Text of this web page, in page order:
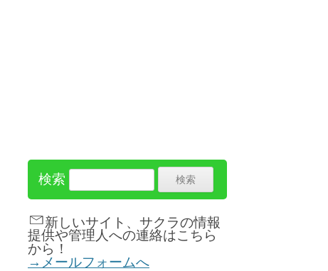
検索
新しいサイト、サクラの情報
提供や管理人への連絡はこちら
から！
→メールフォームへ